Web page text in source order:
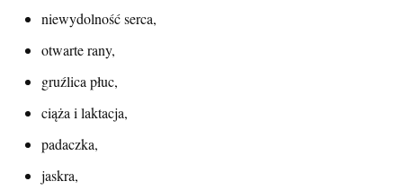
niewydolność serca,
otwarte rany,
gruźlica płuc,
ciąża i laktacja,
padaczka,
jaskra,